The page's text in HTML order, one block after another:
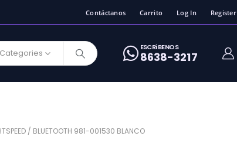
Contáctanos Carrito Log In Register
ESCRíBENOS
8638-3217
/ BLUETOOTH 981-001530 BLANCO